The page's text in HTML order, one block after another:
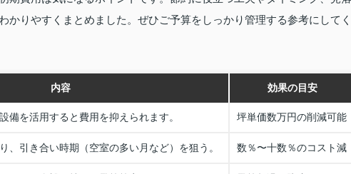
かりやすくまとめました。ぜひご予算をしっかり管理する参考にしてく
内容 効果の目安
備を活用すると費用を抑えられます。 坪単価数万円の削減可能
、引き合い時期（空室の多い月など）を狙う。 数％〜十数％のコスト減